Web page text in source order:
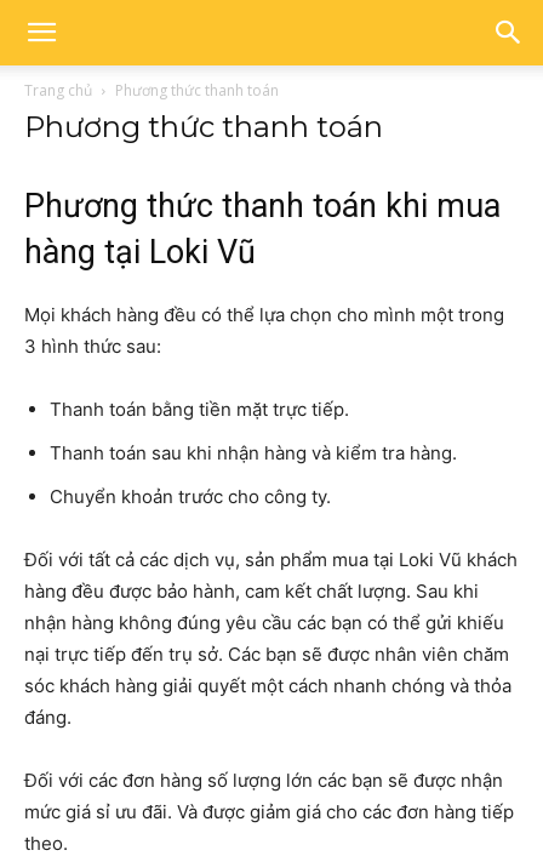
Trang chủ Phương thức thanh toán
Phương thức thanh toán
Phương thức thanh toán khi mua
hàng tại Loki Vũ
Mọi khách hàng đều có thể lựa chọn cho mình một trong
3 hình thức sau:
Thanh toán bằng tiền mặt trực tiếp.
Thanh toán sau khi nhận hàng và kiểm tra hàng.
Chuyển khoản trước cho công ty.
Đối với tất cả các dịch vụ, sản phẩm mua tại Loki Vũ khách
hàng đều được bảo hành, cam kết chất lượng. Sau khi
nhận hàng không đúng yêu cầu các bạn có thể gửi khiếu
nại trực tiếp đến trụ sở. Các bạn sẽ được nhân viên chăm
sóc khách hàng giải quyết một cách nhanh chóng và thỏa
đáng.
Đối với các đơn hàng số lượng lớn các bạn sẽ được nhận
mức giá sỉ ưu đãi. Và được giảm giá cho các đơn hàng tiếp
theo.